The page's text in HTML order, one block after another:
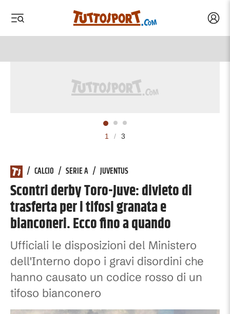
1 / 3
/ CALCIO / SERIE A / JUVENTUS
Scontri derby Toro-Juve: divieto di
trasferta per i tifosi granata e
bianconeri. Ecco fino a quando
Ufficiali le disposizioni del Ministero
dell'Interno dopo i gravi disordini che
hanno causato un codice rosso di un
tifoso bianconero